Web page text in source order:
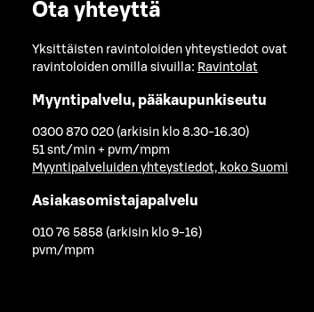
Ota yhteyttä
Yksittäisten ravintoloiden yhteystiedot ovat
ravintoloiden omilla sivuilla: Ravintolat
Myyntipalvelu, pääkaupunkiseutu
0300 870 020 (arkisin klo 8.30-16.30)
51 snt/min + pvm/mpm
Myyntipalveluiden yhteystiedot, koko Suomi
Asiakasomistajapalvelu
010 76 5858 (arkisin klo 9-16)
pvm/mpm